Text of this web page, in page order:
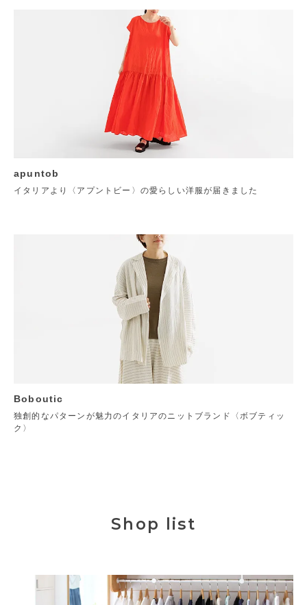
apuntob
イタリアより〈アプントビー〉の愛らしい洋服が届きました
Boboutic
独創的なパターンが魅力のイタリアのニットブランド〈ボブティッ
ク〉
Shop list